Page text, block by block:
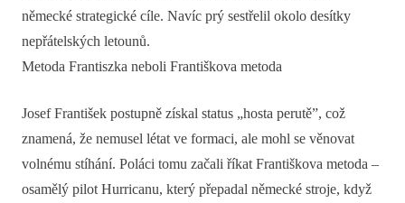
německé strategické cíle. Navíc prý sestřelil okolo desítky
nepřátelských letounů.
Metoda Frantiszka neboli Františkova metoda
Josef František postupně získal status „hosta perutě”, což
znamená, že nemusel létat ve formaci, ale mohl se věnovat
volnému stíhání. Poláci tomu začali říkat Františkova metoda –
osamělý pilot Hurricanu, který přepadal německé stroje, když